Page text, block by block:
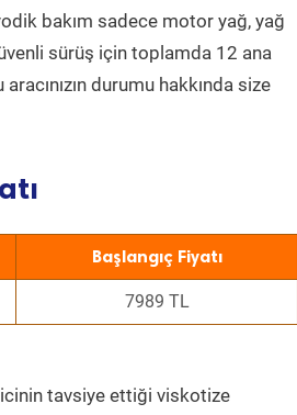
bakım sadece motor yağ, yağ
sürüş için toplamda 12 ana
durumu hakkında size
Başlangıç Fiyatı
7989 TL
tavsiye ettiği viskotize